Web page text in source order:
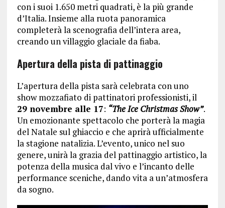
con i suoi 1.650 metri quadrati, è la più grande
d’Italia. Insieme alla ruota panoramica
completerà la scenografia dell’intera area,
creando un villaggio glaciale da fiaba.
Apertura della pista di pattinaggio
L’apertura della pista sarà celebrata con uno
show mozzafiato di pattinatori professionisti, il
29 novembre alle 17: “The Ice Christmas Show”.
Un emozionante spettacolo che porterà la magia
del Natale sul ghiaccio e che aprirà ufficialmente
la stagione natalizia. L’evento, unico nel suo
genere, unirà la grazia del pattinaggio artistico, la
potenza della musica dal vivo e l’incanto delle
performance sceniche, dando vita a un’atmosfera
da sogno.